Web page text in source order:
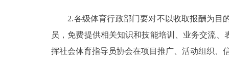
2.各级体育行政部门要对不以收取报酬为目的
员，免费提供相关知识和技能培训、业务交流
挥社会体育指导员协会在项目推广、活动组织、